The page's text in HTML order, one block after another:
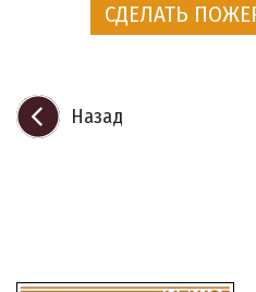
СДЕЛАТЬ
Назад